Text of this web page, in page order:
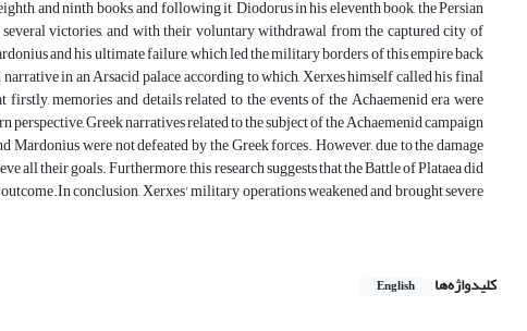
and ninth books, and following it, Diodorus in his eleventh book, the Persian
victories, and with their voluntary withdrawal from the captured city of
and his ultimate failure, which led the military borders of this empire back
in an Arsacid palace, according to which, Xerxes himself called his final
memories and details related to the events of the Achaemenid era were
perspective, Greek narratives related to the subject of the Achaemenid campaign
were not defeated by the Greek forces. However, due to the damage
all their goals. Furthermore, this research suggests that the Battle of Plataea did
conclusion, Xerxes' military operations weakened and brought severe
کلیدواژه‌ها English